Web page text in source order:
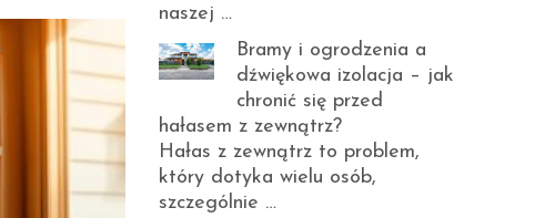
naszej …
Bramy i ogrodzenia a
dźwiękowa izolacja – jak
chronić się przed
hałasem z zewnątrz?
Hałas z zewnątrz to problem,
który dotyka wielu osób,
szczególnie …